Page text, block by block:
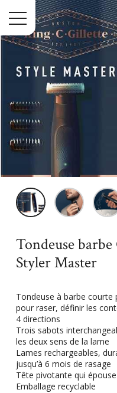
Menu
Accueil Maison
GILLETTE KCG Styler Master
Tondeuse
Styler Master
Tondeuse à barbe courte
pour raser, définir les
4 directions
Trois sabots
les deux sens de la lame
Lames rechargeables,
jusqu’à 6 mois de rasage
Tête pivotante qui
Emballage recyclable